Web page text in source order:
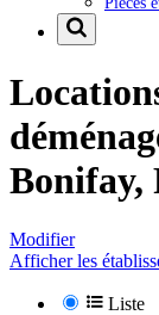
Bonifay,
Modifier
Afficher les
Liste